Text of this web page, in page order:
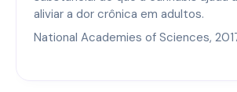
aliviar a dor crônica em adultos.
National Academies of Sciences,